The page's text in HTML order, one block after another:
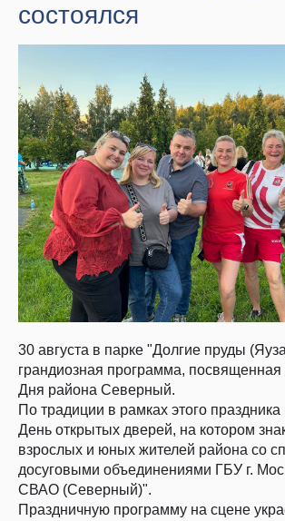
состоялся
30 августа в парке "Долгие пруды
грандиозная программа,
Дня района Северный.
По традиции в рамках этого
День открытых дверей, на котором
взрослых и юных жителей района со
досуговыми объединениями ГБУ г.
СВАО (Северный)".
Праздничную программу на сцене